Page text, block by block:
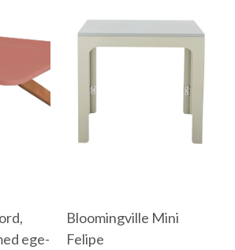
ege-
Bloomingville Mini
Felipe